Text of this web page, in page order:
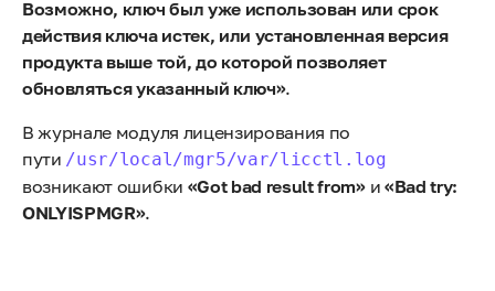
Возможно, ключ был уже использован или срок
действия ключа истек, или установленная версия
продукта выше той, до которой позволяет
обновляться указанный ключ».
В журнале модуля лицензирования по
пути /usr/local/mgr5/var/licctl.log
возникают ошибки «Got bad result from»и «Bad try:
ONLYISPMGR».